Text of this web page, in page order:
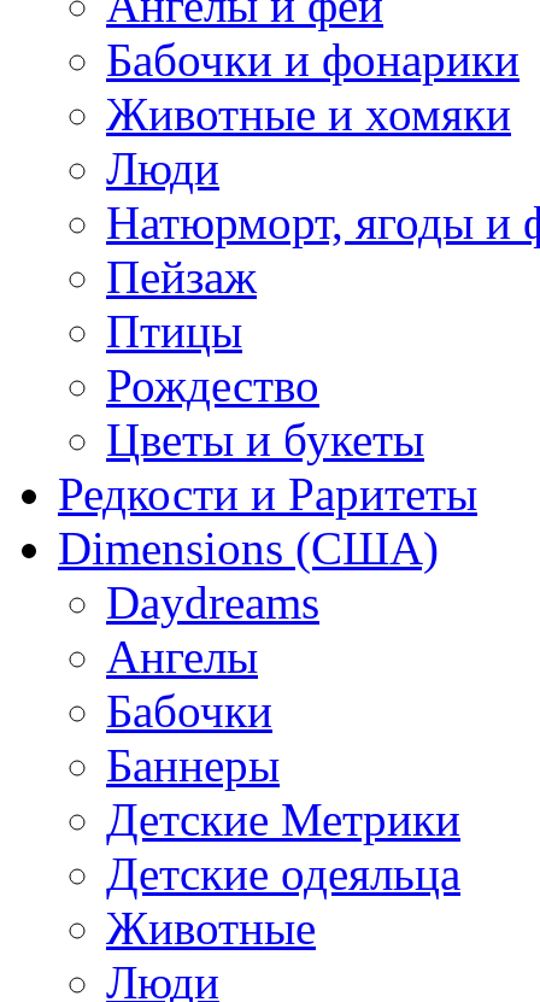
Бабочки и фонарики
Животные и хомяки
Люди
Натюрморт, ягоды и
Пейзаж
Птицы
Рождество
Цветы и букеты
Редкости и Раритеты
Dimensions (США)
Daydreams
Ангелы
Бабочки
Баннеры
Детские Метрики
Детские одеяльца
Животные
Люди